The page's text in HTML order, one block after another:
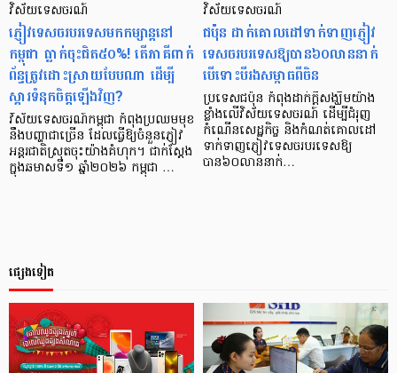
វិស័យទេសចរណ៍
ភ្ញៀវទេសចរបរទេសមកកម្សាន្តនៅ
កម្ពុជា ធ្លាក់ចុះជិត៥០%! តើភាគីពាក់
ព័ន្ធត្រូវដោះស្រាយបែបណា ដើម្បី
ស្តារទំនុកចិត្តឡើងវិញ?
វិស័យទេសចរណ៍កម្ពុជា កំពុងប្រឈមមុខ
នឹងបញ្ហាជាច្រើន ដែលធ្វើឱ្យចំនួនភ្ញៀវ
អន្តរជាតិស្រុតចុះយ៉ាងគំហុក។ ជាក់ស្តែង
ក្នុងឆមាសទី១ ឆ្នាំ២០២៦ កម្ពុជា …
វិស័យទេសចរណ៍
ជប៉ុន ដាក់​គោលដៅទាក់ទាញភ្ញៀវ
ទេសចរបរទេសឱ្យបាន៦០លាននាក់
បើទោះបីរងសម្ពាធពីចិន
ប្រទេសជប៉ុន កំពុងដាក់ក្តីសង្ឃឹមយ៉ាង
ខ្លាំងលើវិស័យទេសចរណ៍ ដើម្បីជំរុញ
កំណើនសេដ្ឋកិច្ច និងកំណត់គោលដៅ
ទាក់ទាញភ្ញៀវទេសចរបរទេសឱ្យ
បាន៦០លាននាក់…
ផ្សេងទៀត